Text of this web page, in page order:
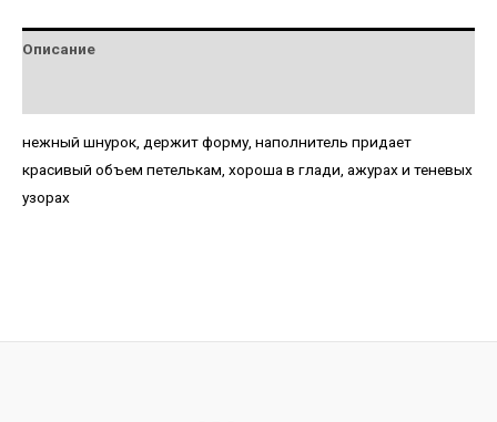
Описание
нежный шнурок, держит форму, наполнитель придает
красивый объем петелькам, хороша в глади, ажурах и теневых
узорах